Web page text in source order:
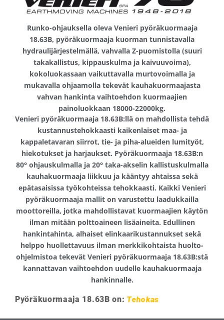
Runko-ohjauksella oleva Venieri pyöräkuormaaja
18.63B, pyöräkuormaaja kuorman tunnistavalla
hydraulijärjestelmällä, vahvalla Z-puomistolla (suuri
takakallistus, kippauskulma ja kaivuuvoima),
kokoluokassaan vaikuttavalla murtovoimalla ja
mukavalla ohjaamolla tekevät kauhakuormaajasta
vahvan hankinta vaihtoehdon kuormaajien
painoluokkaan 18000-22000kg.
Venieri pyöräkuormaaja 18.63B:llä on mahdollista tehdä
kustannustehokkaasti kaikenlaiset maa- ja
kappaletavaran siirrot, tie- ja piha-alueiden lumityöt,
hiekotukset ja harjaukset. Pyöräkuormaaja 18.63B:n
80° ohjauskulmalla ja 20° taka-akselin kallistuskulmalla
kauhakuormaaja liikkuu ja kääntyy ahtaissa sekä
epätasaisissa työkohteissa tehokkaasti. Kaikki Venieri
pyöräkuormaaja mallit on varustettu laadukkailla
moottoreilla, jotka mahdollistavat kuormaajien käytön
ilman mitään polttoaineen lisäaineita. Edullinen
hankintahinta, alhaiset elinkaarikustannukset sekä
helppo huollettavuus ilman merkkikohtaista huolto-
ohjelmistoa tekevät Venieri pyöräkuormaaja 18.63B:stä
kannattavan vaihtoehdon uudelle kauhakuormaaja
hankinnalle.
Pyöräkuormaaja 18.63B on: